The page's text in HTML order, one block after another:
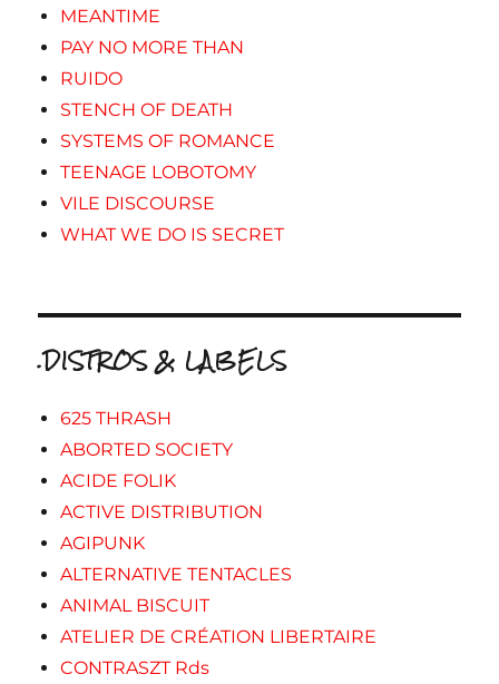
MEANTIME
PAY NO MORE THAN
RUIDO
STENCH OF DEATH
SYSTEMS OF ROMANCE
TEENAGE LOBOTOMY
VILE DISCOURSE
WHAT WE DO IS SECRET
.DISTROS & LABELS
625 THRASH
ABORTED SOCIETY
ACIDE FOLIK
ACTIVE DISTRIBUTION
AGIPUNK
ALTERNATIVE TENTACLES
ANIMAL BISCUIT
ATELIER DE CRÉATION LIBERTAIRE
CONTRASZT Rds